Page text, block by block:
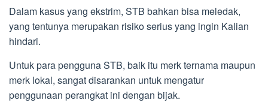
Dalam kasus yang ekstrim, STB bahkan bisa meledak,
yang tentunya merupakan risiko serius yang ingin Kalian
hindari.
Untuk para pengguna STB, baik itu merk ternama maupun
merk lokal, sangat disarankan untuk mengatur
penggunaan perangkat ini dengan bijak.